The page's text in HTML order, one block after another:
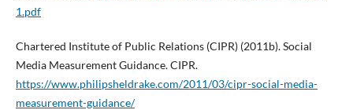
1.pdf
Chartered Institute of Public Relations (CIPR) (2011b). Social
Media Measurement Guidance. CIPR.
https://www.philipsheldrake.com/2011/03/cipr-social-media-
measurement-guidance/